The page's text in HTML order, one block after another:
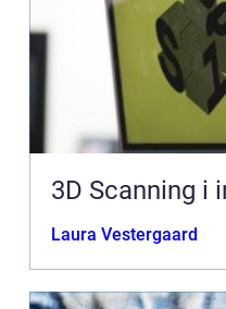
3D Scanning i
Laura Vestergaard